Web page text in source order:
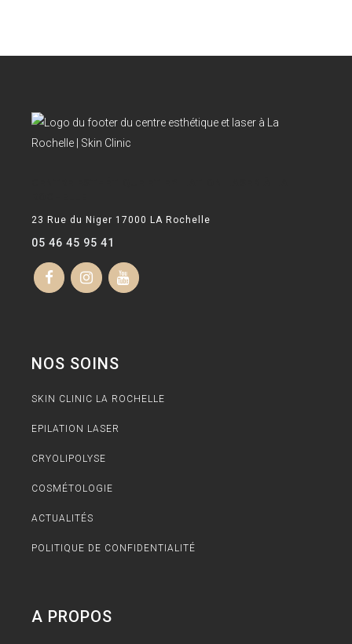
23 Rue du Niger 17000 LA Rochelle
05 46 45 95 41
NOS SOINS
SKIN CLINIC LA ROCHELLE
EPILATION LASER
CRYOLIPOLYSE
COSMÉTOLOGIE
ACTUALITÉS
POLITIQUE DE CONFIDENTIALITÉ
A PROPOS